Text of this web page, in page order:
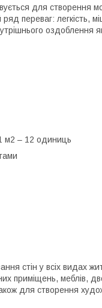
для створення
переваг: легкість,
оздоблення
м2 – 12 одиниць
стін у всіх видах
приміщень, меблів,
для створення